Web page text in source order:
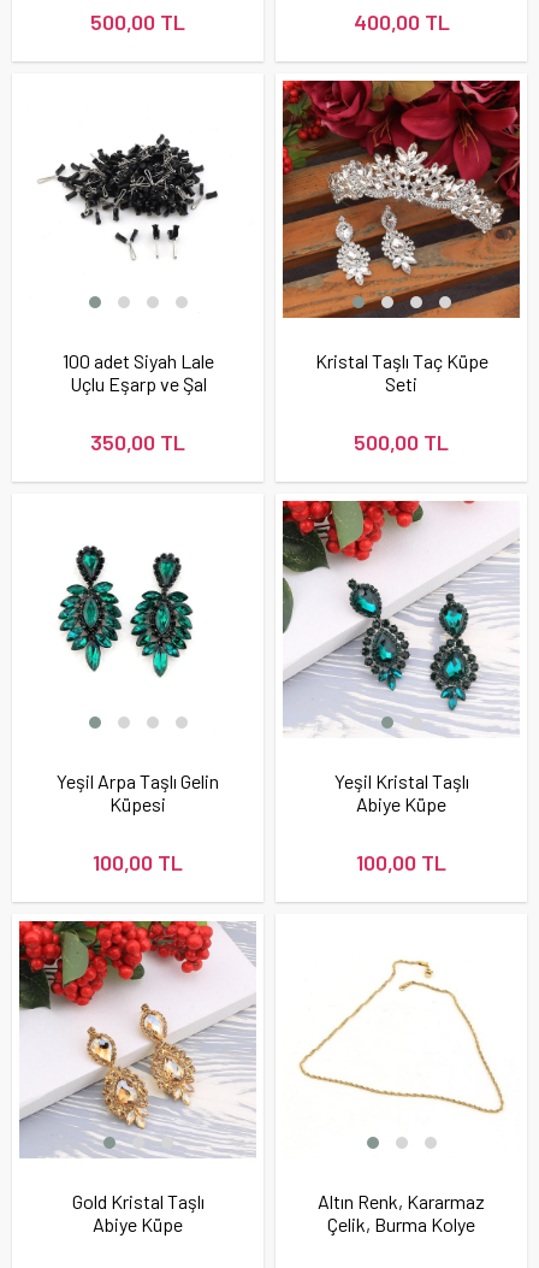
500,00 TL 400,00 TL
100 adet Siyah Lale
Uçlu Eşarp ve Şal
350,00 TL
Kristal Taşlı Taç Küpe
Seti
500,00 TL
Yeşil Arpa Taşlı Gelin
Küpesi
100,00 TL
Yeşil Kristal Taşlı
Abiye Küpe
100,00 TL
Gold Kristal Taşlı
Abiye Küpe
Altın Renk, Kararmaz
Çelik, Burma Kolye